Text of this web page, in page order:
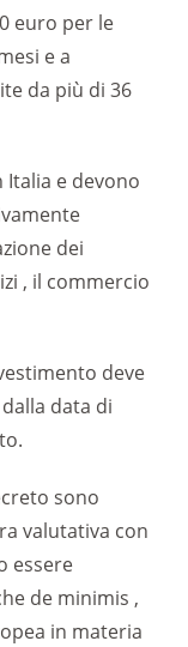
euro per le
e a
da più di 36
Italia e devono
dei
, il commercio
deve
data di
sono
valutativa con
essere
de minimis ,
in materia